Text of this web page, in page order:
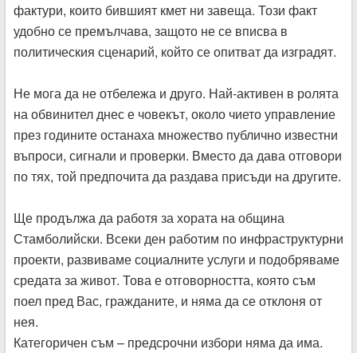
фактури, които бившият кмет ни завеща. Този факт
удобно се премълчава, защото не се вписва в
политическия сценарий, който се опитват да изградят.
Не мога да не отбележа и друго. Най-активен в ролята
на обвинител днес е човекът, около чието управление
през годините останаха множество публично известни
въпроси, сигнали и проверки. Вместо да дава отговори
по тях, той предпочита да раздава присъди на другите.
Ще продължа да работя за хората на община
Стамболийски. Всеки ден работим по инфраструктурни
проекти, развиваме социалните услуги и подобряваме
средата за живот. Това е отговорността, която съм
поел пред Вас, гражданите, и няма да се отклоня от
нея.
Категоричен съм – предсрочни избори няма да има.